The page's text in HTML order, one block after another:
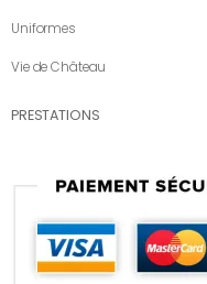
Uniformes
Vie de Château
PRESTATIONS